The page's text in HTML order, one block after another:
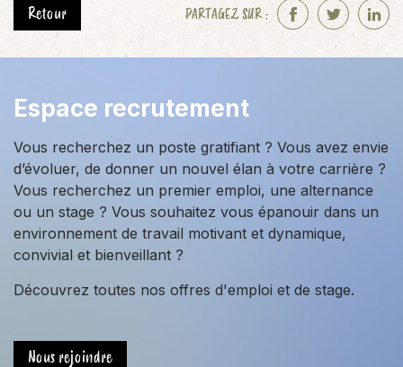
Retour PARTAGEZ SUR :
F
o
k
T
w
r
L
I
n
Espace recrutement
Vous recherchez un poste gratifiant ? Vous avez envie
d’évoluer, de donner un nouvel élan à votre carrière ?
Vous recherchez un premier emploi, une alternance
ou un stage ? Vous souhaitez vous épanouir dans un
environnement de travail motivant et dynamique,
convivial et bienveillant ?
Découvrez toutes nos offres d'emploi et de stage.
Nous rejoindre